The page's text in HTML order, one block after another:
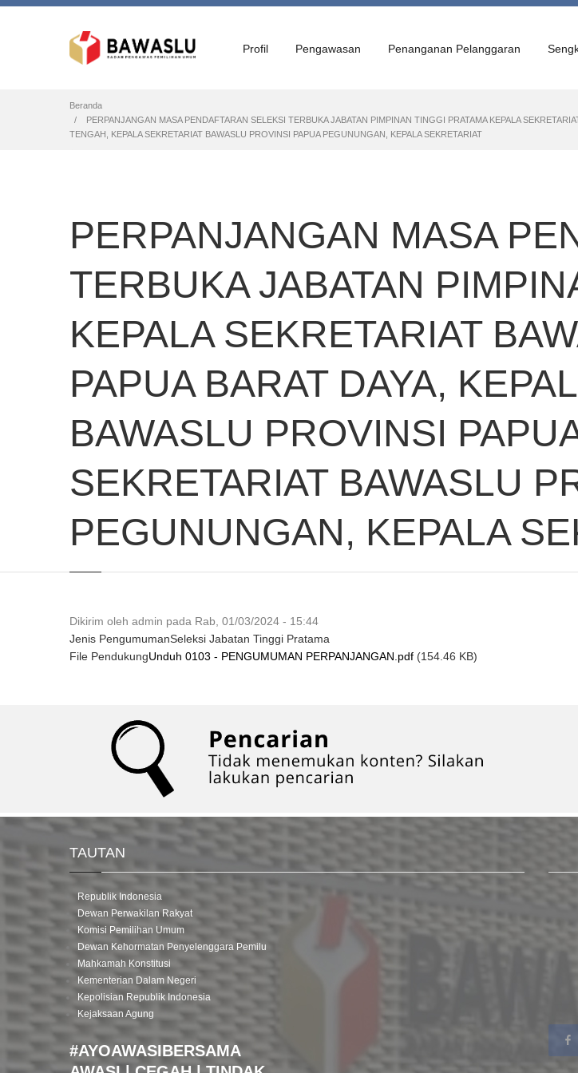
Profil Pengawasan Penanganan Pelanggaran
Breadcrumb
Beranda
PERPANJANGAN MASA PENDAFTARAN SELEKSI TERBUKA JABATAN PIMPINAN TINGGI PRATAMA KEPALA
TENGAH, KEPALA SEKRETARIAT BAWASLU PROVINSI PAPUA PEGUNUNGAN, KEPALA SEKRETARIAT
PERPANJANGAN MASA
TERBUKA JABATAN
KEPALA SEKRETARIAT
PAPUA BARAT DAYA,
BAWASLU PROVINSI
SEKRETARIAT BAWASLU
PEGUNUNGAN, KEPALA
Dikirim oleh admin pada Rab, 01/03/2024 - 15:44
Jenis PengumumanSeleksi Jabatan Tinggi Pratama
File PendukungUnduh 0103 - PENGUMUMAN PERPANJANGAN.pdf (154.46 KB)
TAUTAN
Republik Indonesia
Dewan Perwakilan Rakyat
Komisi Pemilihan Umum
Dewan Kehormatan Penyelenggara Pemilu
Mahkamah Konstitusi
Kementerian Dalam Negeri
Kepolisian Republik Indonesia
Kejaksaan Agung
#AYOAWASIBERSAMA